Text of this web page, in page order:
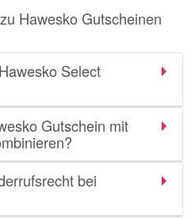
Hawesko Gutscheinen
Select
Gutschein mit
bei